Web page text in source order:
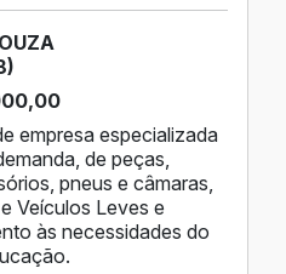
empresa especializada
de peças,
pneus e câmaras,
Veículos Leves e
às necessidades do